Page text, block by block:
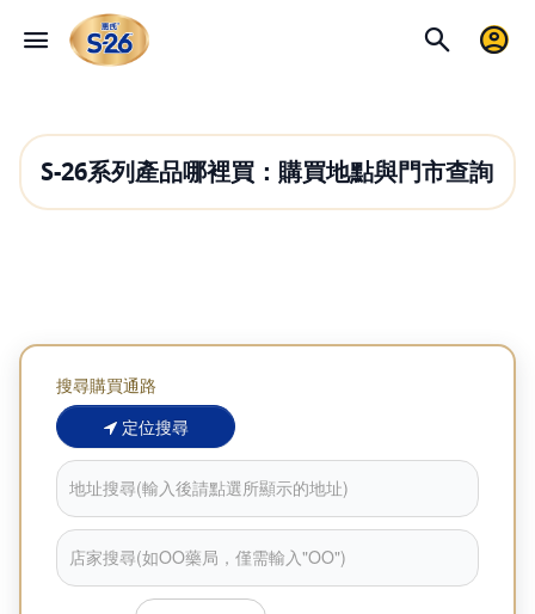
S-26系列產品哪裡買：購買地點與門市查詢
搜尋購買通路
定位搜尋